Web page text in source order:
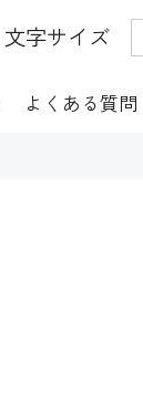
文字サイズ
よくある質問